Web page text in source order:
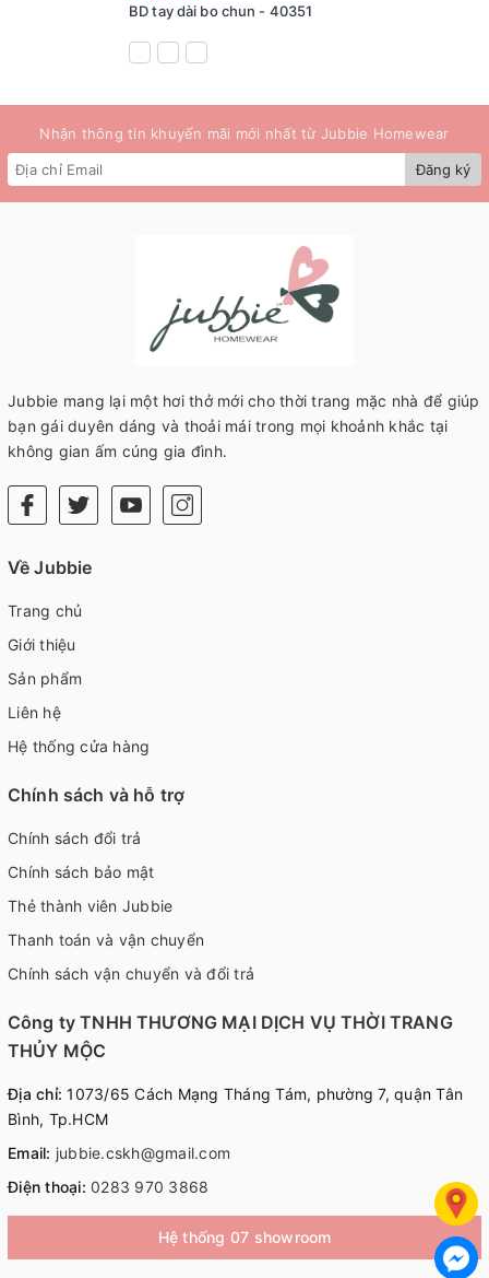
BD tay dài bo chun - 40351
Nhận thông tin khuyến mãi mới nhất từ Jubbie Homewear
Đăng ký
Jubbie mang lại một hơi thở mới cho thời trang mặc nhà để giúp
bạn gái duyên dáng và thoải mái trong mọi khoảnh khắc tại
không gian ấm cúng gia đình.
Về Jubbie
Trang chủ
Giới thiệu
Sản phẩm
Liên hệ
Hệ thống cửa hàng
Chính sách và hỗ trợ
Chính sách đổi trả
Chính sách bảo mật
Thẻ thành viên Jubbie
Thanh toán và vận chuyển
Chính sách vận chuyển và đổi trả
Công ty TNHH THƯƠNG MẠI DỊCH VỤ THỜI TRANG
THỦY MỘC
Địa chỉ: 1073/65 Cách Mạng Tháng Tám, phường 7, quận Tân
Bình, Tp.HCM
Email: jubbie.cskh@gmail.com
Điện thoại: 0283 970 3868
Hệ thống 07 showroom